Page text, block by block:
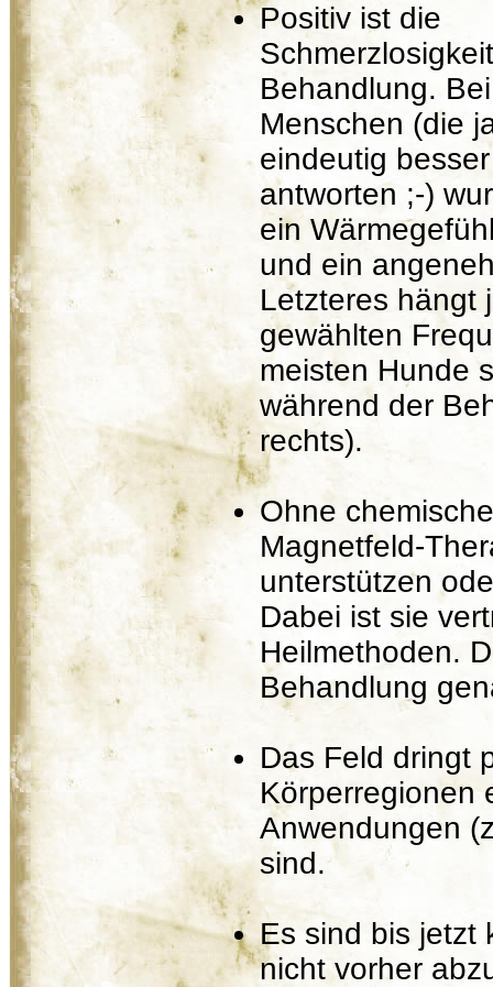
Positiv ist die
Behandlung. Bei
Menschen (die
eindeutig besser
antworten ;-)
ein
und ein
Letzteres hängt
gewählten
meisten Hunde
während der
rechts).
Ohne
Magnetfeld-
unterstützen
Dabei ist sie
Heilmethoden.
Behandlung
Das Feld dringt
Körperregionen
Anwendungen
sind.
Es sind bis jetzt
nicht vorher